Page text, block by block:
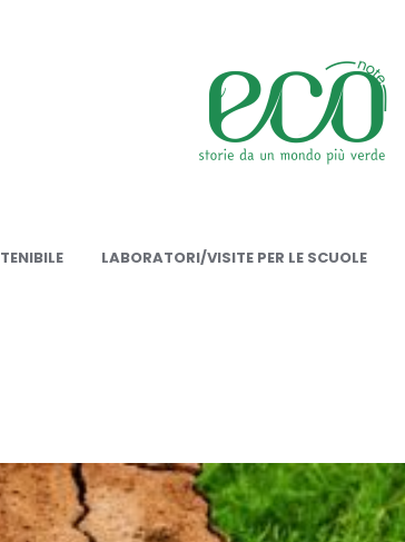
LABORATORI/VISITE PER LE SCUOLE